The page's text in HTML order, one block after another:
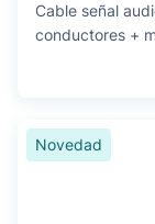
Cable señal
conductores +
Novedad